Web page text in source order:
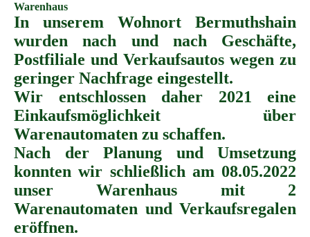
Warenhaus
In unserem Wohnort Bermuthshain
wurden nach und nach Geschäfte,
Postfiliale und Verkaufsautos wegen zu
geringer Nachfrage eingestellt.
Wir entschlossen daher 2021 eine
Einkaufsmöglichkeit über
Warenautomaten zu schaffen.
Nach der Planung und Umsetzung
konnten wir schließlich am 08.05.2022
unser Warenhaus mit 2
Warenautomaten und Verkaufsregalen
eröffnen.